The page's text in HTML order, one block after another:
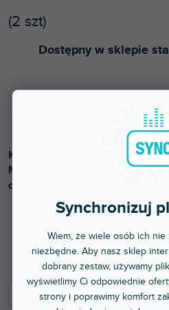
Synchronizuj
Wiem, że wiele osób ich
niezbędne. Aby nasz sklep
dobrany zestaw, używamy
wyświetlimy Ci odpowiednie
strony i poprawimy komfort
208 zł
171,90 zł bez VAT
Dostępny w sklepie
(2 szt)
Kompaktowe etui ochronne
Materiał: wodoodporny nylon
odpinany pasek na ramię. Kolor